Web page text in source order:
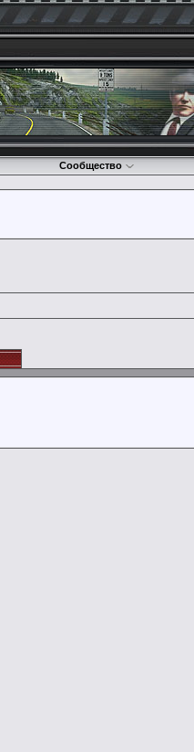
Сообщество